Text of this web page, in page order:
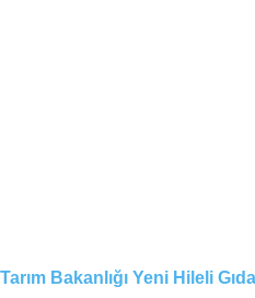
Tarım Bakanlığı Yeni Hileli